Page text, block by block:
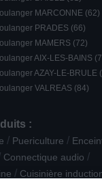
MARCONNE (62)
PRADES (66)
MAMERS (72)
AIX-LES-BAINS
AZAY-LE-BRULE
VALREAS (84)
:
/ Puericulture /
Connectique audio /
/ Cuisinière